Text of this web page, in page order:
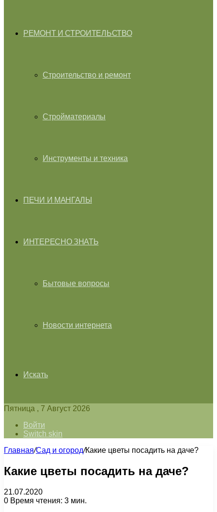
РЕМОНТ И СТРОИТЕЛЬСТВО
Строительство и ремонт
Стройматериалы
Инструменты и техника
ПЕЧИ И МАНГАЛЫ
ИНТЕРЕСНО ЗНАТЬ
Бытовые вопросы
Новости интернета
Искать
Пятница , 7 Август 2026
Войти
Switch skin
Главная/Сад и огород/Какие цветы посадить на даче?
Какие цветы посадить на даче?
21.07.2020
0 Время чтения: 3 мин.